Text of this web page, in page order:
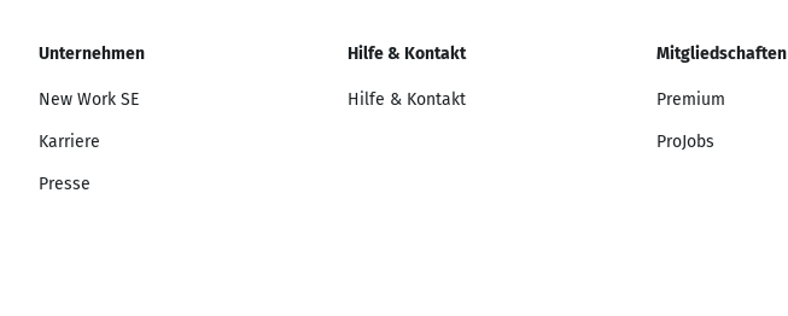
Unternehmen
New Work SE
Karriere
Presse
Hilfe & Kontakt
Hilfe & Kontakt
Mitgliedschaften
Premium
ProJobs